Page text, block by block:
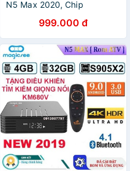
N5 Max 2020, Chip
32GB, Hỗ trợ giọng nói
999.000 đ